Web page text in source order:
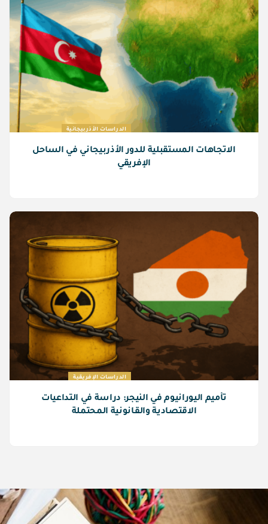
الدراسات الأذربيجانية
الاتجاهات المستقبلية للدور الأذربيجاني في الساحل
الإفريقي
الدراسات الإفريقية
تأميم اليورانيوم في النيجر: دراسة في التداعيات
الاقتصادية والقانونية المحتملة